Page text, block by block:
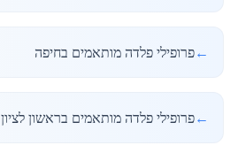
←פרופילי פלדה מותאמים בחיפה
←פרופילי פלדה מותאמים בראשון לציון